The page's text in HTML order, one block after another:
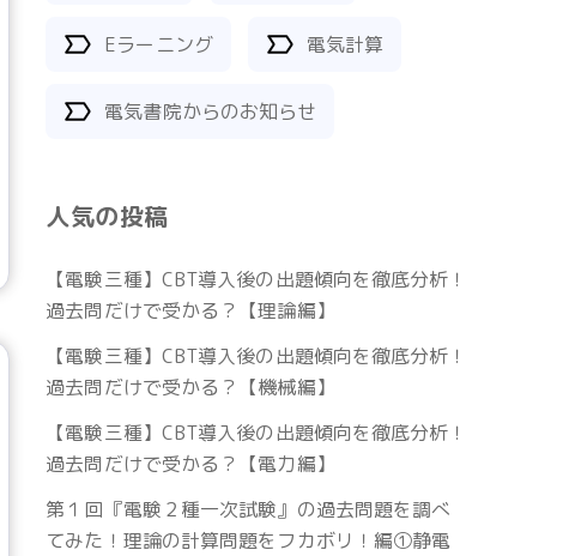
Eラーニング 電気計算
電気書院からのお知らせ
人気の投稿
【電験三種】CBT導入後の出題傾向を徹底分析！
過去問だけで受かる？【理論編】
【電験三種】CBT導入後の出題傾向を徹底分析！
過去問だけで受かる？【機械編】
【電験三種】CBT導入後の出題傾向を徹底分析！
過去問だけで受かる？【電力編】
第１回『電験２種一次試験』の過去問題を調べ
てみた！理論の計算問題をフカボリ！編①静電